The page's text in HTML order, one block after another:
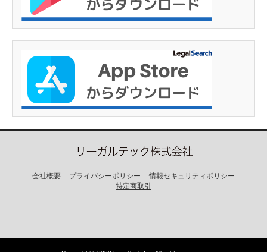
会社概要 プライバシーポリシー
情報セキュリティポリシー
特定商取引